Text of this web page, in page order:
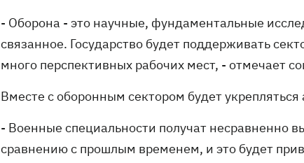
- Оборона - это научные, фундаментальные
связанное. Государство будет поддерживать
много перспективных рабочих мест, - отмечает
Вместе с оборонным сектором будет
- Военные специальности получат несравненно
сравнению с прошлым временем, и это будет